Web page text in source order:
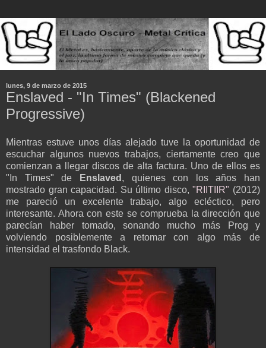
lunes, 9 de marzo de 2015
Enslaved - "In Times" (Blackened
Progressive)
Mientras estuve unos días alejado tuve la oportunidad de
escuchar algunos nuevos trabajos, ciertamente creo que
comienzan a llegar discos de alta factura. Uno de ellos es
"In Times" de
Enslaved , quienes con los años han
mostrado gran capacidad. Su último disco,"RIITIIR" (2012)
me pareció un excelente trabajo, algo ecléctico, pero
interesante. Ahora con este se comprueba la dirección que
parecían haber tomado, sonando mucho más Prog y
volviendo posiblemente a retomar con algo más de
intensidad el trasfondo Black.